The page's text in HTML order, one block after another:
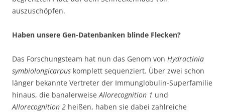
auszuschöpfen.
Haben unsere Gen-Datenbanken blinde Flecken?
Das Forschungsteam hat nun das Genom von Hydractinia
symbiolongicarpus komplett sequenziert. Über zwei schon
länger bekannte Vertreter der Immunglobulin-Superfamilie
hinaus, die banalerweise Allorecognition 1 und
Allorecognition 2 heißen, haben sie dabei zahlreiche